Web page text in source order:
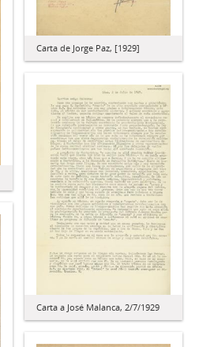
Carta de Jorge Paz, [1929]
Carta a José Malanca, 2/7/1929